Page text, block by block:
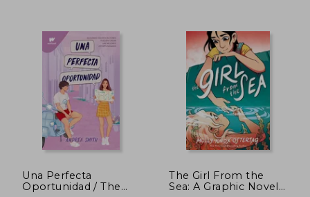
Rápido
Una Perfecta
Oportunidad / The
The Girl From the
Sea: A Graphic Novel